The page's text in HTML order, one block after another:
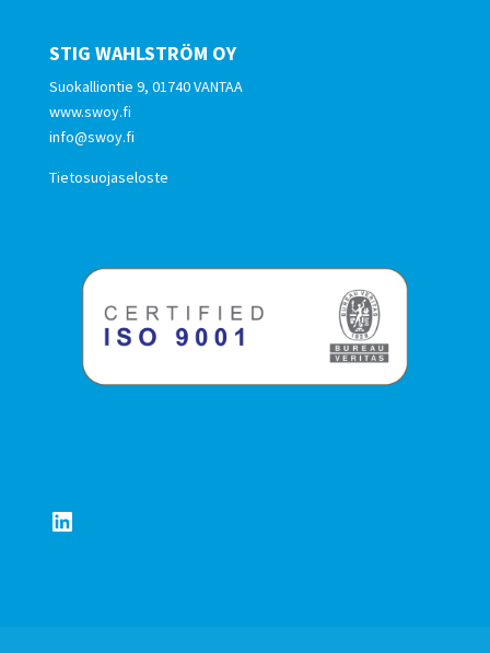
STIG WAHLSTRÖM OY
Suokalliontie 9, 01740 VANTAA
www.swoy.fi
info@swoy.fi
Tietosuojaseloste
LinkedIn